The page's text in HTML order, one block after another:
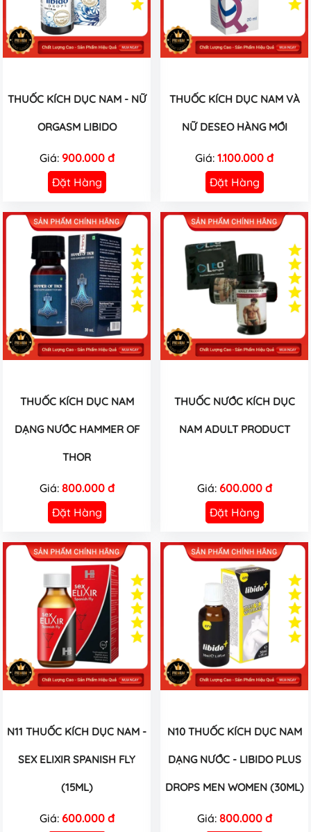
THUỐC KÍCH DỤC NAM - NỮ
ORGASM LIBIDO
Giá: 900.000 đ
Đặt Hàng
THUỐC KÍCH DỤC NAM VÀ
NỮ DESEO HÀNG MỚI
Giá: 1.100.000 đ
Đặt Hàng
THUỐC KÍCH DỤC NAM
DẠNG NƯỚC HAMMER OF
THOR
Giá: 800.000 đ
Đặt Hàng
THUỐC NƯỚC KÍCH DỤC
NAM ADULT PRODUCT
Giá: 600.000 đ
Đặt Hàng
N11 THUỐC KÍCH DỤC NAM -
SEX ELIXIR SPANISH FLY
(15ML)
Giá: 600.000 đ
N10 THUỐC KÍCH DỤC NAM
DẠNG NƯỚC - LIBIDO PLUS
DROPS MEN WOMEN (30ML)
Giá: 800.000 đ